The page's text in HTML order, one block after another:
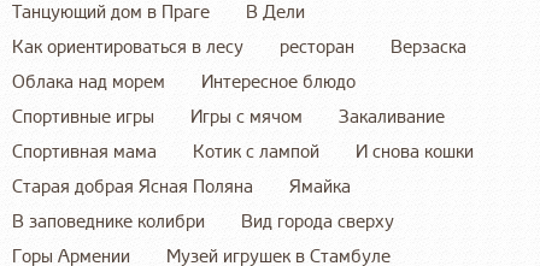
Танцующий дом в Праге
В Дели
Как ориентироваться в лесу
ресторан
Верзаска
Облака над морем
Интересное блюдо
Спортивные игры
Игры с мячом
Закаливание
Спортивная мама
Котик с лампой
И снова кошки
Старая добрая Ясная Поляна
Ямайка
В заповеднике колибри
Вид города сверху
Горы Армении
Музей игрушек в Стамбуле